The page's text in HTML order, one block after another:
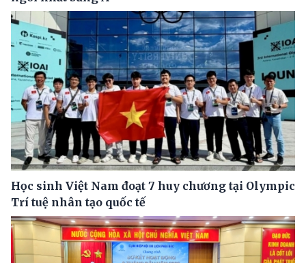
Học sinh Việt Nam đoạt 7 huy chương tại Olympic
Trí tuệ nhân tạo quốc tế